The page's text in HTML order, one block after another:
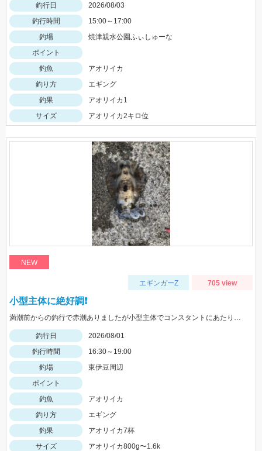
釣行日
2026/08/03
釣行時間
15:00～17:00
釣場
焼津親水公園ふぃしゅーな
ポイント
釣魚
アオリイカ
釣り方
エギング
釣果
アオリイカ1
サイズ
アオリイカ2キロ位
NEW
エギンガーZ 705 view
小型主体に絶好調❗️
満潮前からの釣行で赤潮ありましたが小型主体でコンスタントにあたりがありました
釣行日
2026/08/01
釣行時間
16:30～19:00
釣場
東伊豆周辺
ポイント
釣魚
アオリイカ
釣り方
エギング
釣果
アオリイカ7杯
サイズ
アオリイカ800g〜1.6k